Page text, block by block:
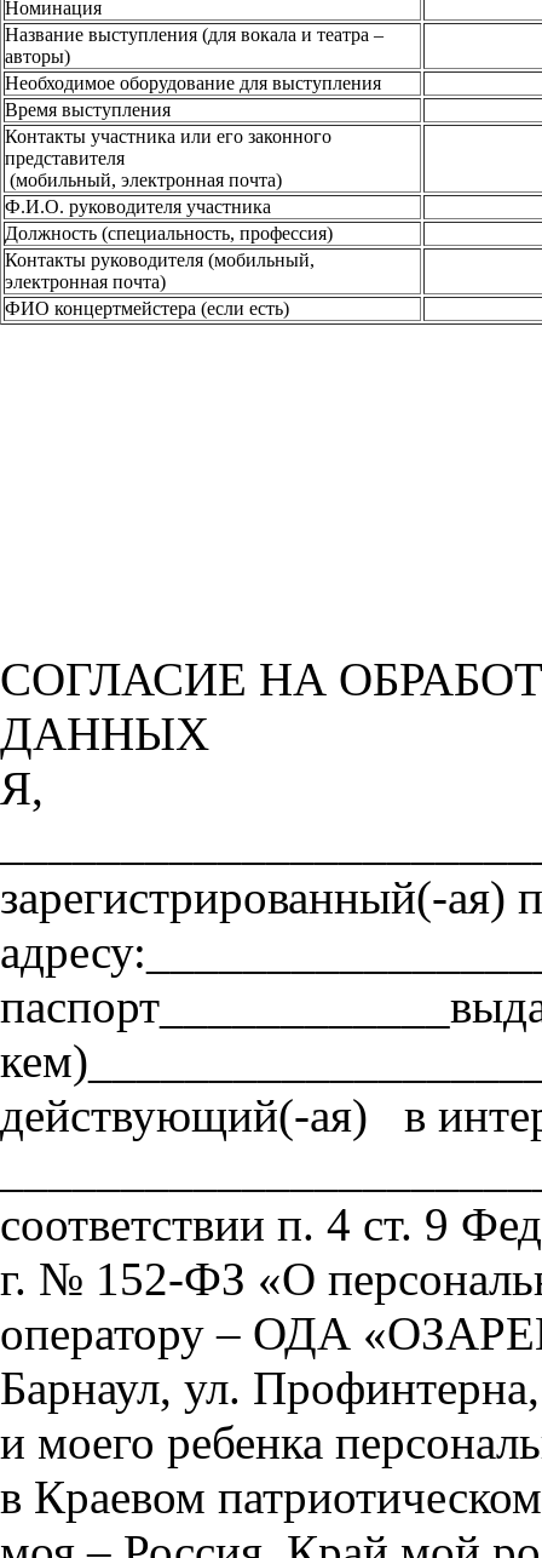
Номинация
Название выступления (для вокала и театра –
авторы)
Необходимое оборудование для выступления
Время выступления
Контакты участника или его законного
представителя
(мобильный, электронная почта)
Ф.И.О. руководителя участника
Должность (специальность, профессия)
Контакты руководителя (мобильный,
электронная почта)
ФИО концертмейстера (если есть)
СОГЛАСИЕ НА
ДАННЫХ
Я,
зарегистрированный(-ая)
действующий(-ая) в
соответствии п. 4 ст. 9
г. № 152-ФЗ «О
оператору – ОДА
Барнаул, ул.
и моего ребенка
в Краевом